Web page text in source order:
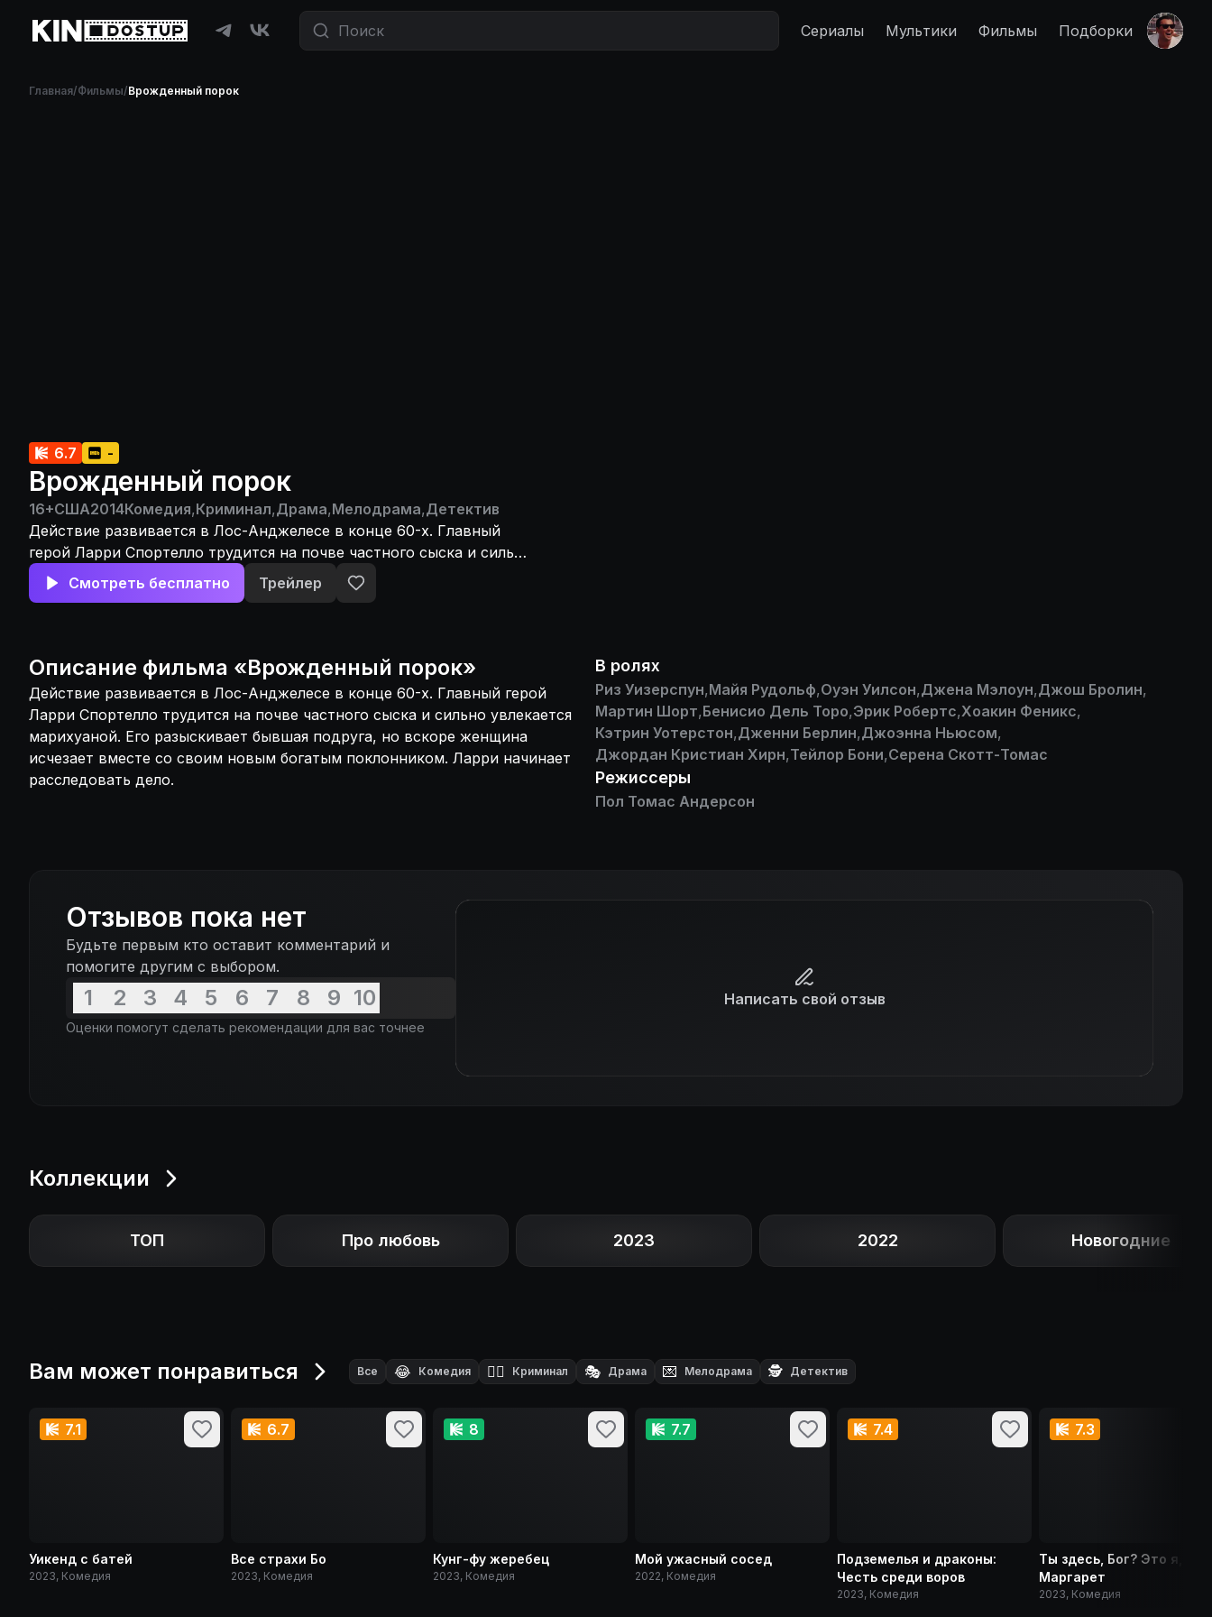
Сериалы Мультики Фильмы Подборки
Главная/Фильмы/Врожденный порок
6.7 -
Врожденный порок
16+США2014Комедия,Криминал,Драма,Мелодрама,Детектив
Действие развивается в Лос-Анджелесе в конце 60-х. Главный
герой Ларри Спортелло трудится на почве частного сыска и сильно
увлекается марихуаной. Его разыскивает бывшая подруга, но
вскоре женщина исчезает вместе со своим новым богатым
Смотреть бесплатно Трейлер
Описание фильма «Врожденный порок»
Действие развивается в Лос-Анджелесе в конце 60-х. Главный герой
Ларри Спортелло трудится на почве частного сыска и сильно увлекается
марихуаной. Его разыскивает бывшая подруга, но вскоре женщина
исчезает вместе со своим новым богатым поклонником. Ларри начинает
расследовать дело.
В ролях
Риз Уизерспун,Майя Рудольф,Оуэн Уилсон,Джена Мэлоун,Джош Бролин,
Мартин Шорт,Бенисио Дель Торо,Эрик Робертс,Хоакин Феникс,
Кэтрин Уотерстон,Дженни Берлин,Джоэнна Ньюсом,
Джордан Кристиан Хирн,Тейлор Бони,Серена Скотт-Томас
Режиссеры
Пол Томас Андерсон
Отзывов пока нет
Будьте первым кто оставит комментарий и
помогите другим с выбором.
1 2 3 4 5 6 7 8 9 10
Оценки помогут сделать рекомендации для вас точнее
Написать свой отзыв
Коллекции
ТОП Про любовь 2023 2022 Новогодние
Вам может понравиться Все 😂 Комедия 🕵️‍♂️ Криминал 🎭 Драма 💌 Мелодрама 🕵️ Детектив
7.1
Уикенд с батей
2023, Комедия
6.7
Все страхи Бо
2023, Комедия
8
Кунг-фу жеребец
2023, Комедия
7.7
Мой ужасный сосед
2022, Комедия
7.4
Подземелья и драконы:
Честь среди воров
2023, Комедия
7.3
Ты здесь, Бог? Это я,
Маргарет
2023, Комедия